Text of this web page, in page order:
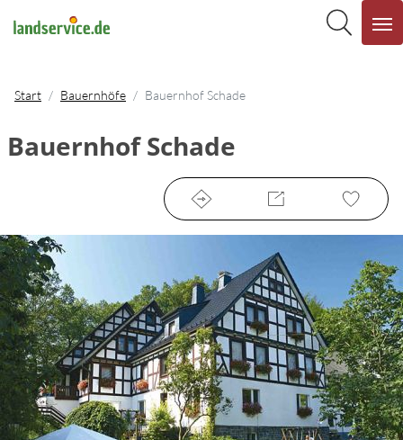
Start Bauernhöfe Bauernhof Schade
Bauernhof Schade